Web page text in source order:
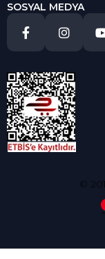
SOSYAL MEDYA
©